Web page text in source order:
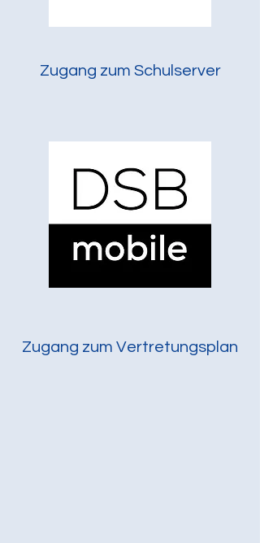
Zugang zum Schulserver
Zugang zum Vertretungsplan